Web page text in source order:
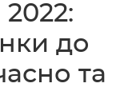
до
та